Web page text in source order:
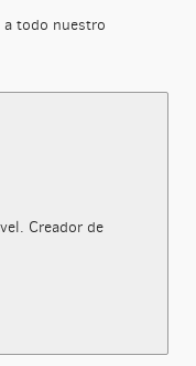
todo nuestro
Creador de